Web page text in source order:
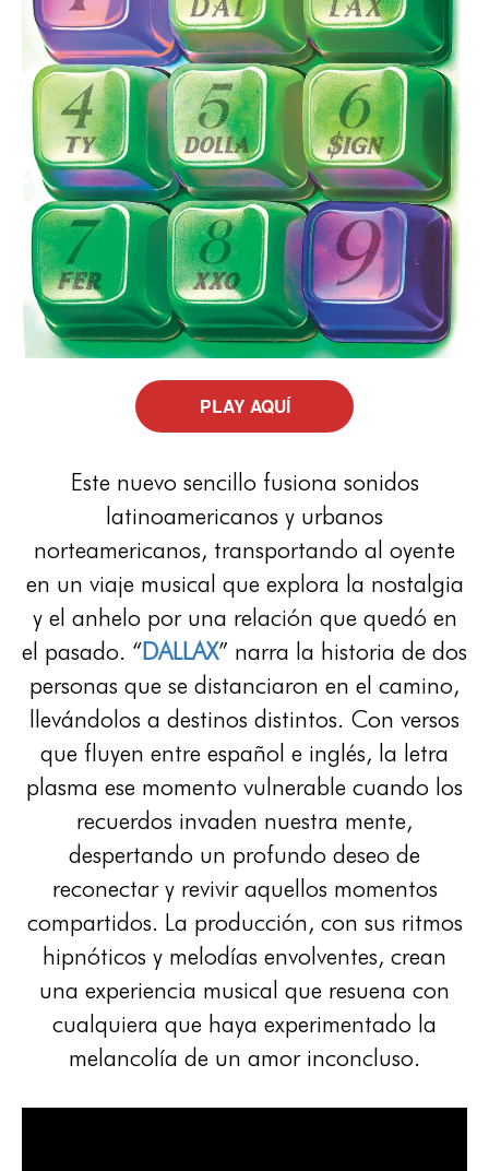
PLAY AQUÍ
Este nuevo sencillo fusiona sonidos
latinoamericanos y urbanos
norteamericanos, transportando al oyente
en un viaje musical que explora la nostalgia
y el anhelo por una relación que quedó en
el pasado. “DALLAX” narra la historia de dos
personas que se distanciaron en el camino,
llevándolos a destinos distintos. Con versos
que fluyen entre español e inglés, la letra
plasma ese momento vulnerable cuando los
recuerdos invaden nuestra mente,
despertando un profundo deseo de
reconectar y revivir aquellos momentos
compartidos. La producción, con sus ritmos
hipnóticos y melodías envolventes, crean
una experiencia musical que resuena con
cualquiera que haya experimentado la
melancolía de un amor inconcluso.